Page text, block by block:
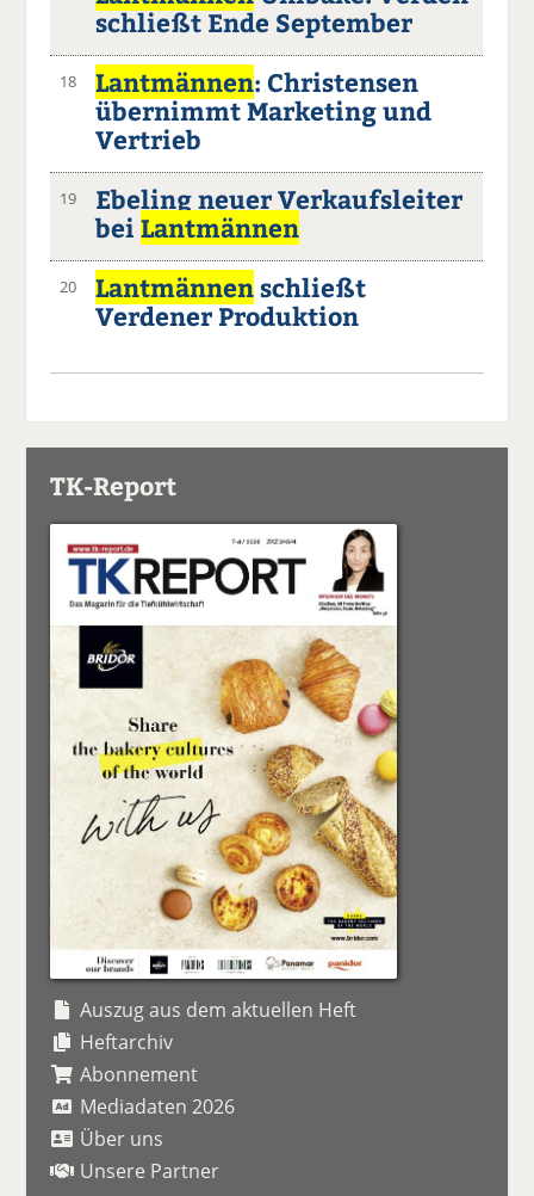
schließt Ende September
18 Lantmännen: Christensen
übernimmt Marketing und
Vertrieb
19
Ebeling neuer Verkaufsleiter
beiLantmännen
20 Lantmännenschließt
Verdener Produktion
TK-Report
Auszug aus dem aktuellen Heft
Heftarchiv
Abonnement
Mediadaten 2026
Über uns
Unsere Partner